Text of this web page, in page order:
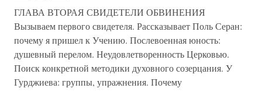
ГЛАВА ВТОРАЯ СВИДЕТЕЛИ ОБВИНЕНИЯ
Вызываем первого свидетеля. Рассказывает Поль Серан:
почему я пришел к Учению. Послевоенная юность:
душевный перелом. Неудовлетворенность Церковью.
Поиск конкретной методики духовного созерцания. У
Гурджиева: группы, упражнения. Почему